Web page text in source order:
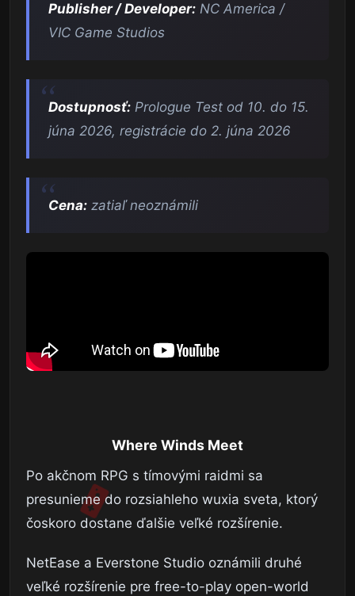
Publisher / Developer: NC America /
VIC Game Studios
Dostupnosť: Prologue Test od 10. do 15.
júna 2026, registrácie do 2. júna 2026
Cena: zatiaľ neoznámili
Where Winds Meet
Po akčnom RPG s tímovými raidmi sa
presunieme do rozsiahleho wuxia sveta, ktorý
čoskoro dostane ďalšie veľké rozšírenie.
NetEase a Everstone Studio oznámili druhé
veľké rozšírenie pre free-to-play open-world